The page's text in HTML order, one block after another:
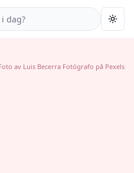
av Luis Becerra Fotógrafo på Pexels